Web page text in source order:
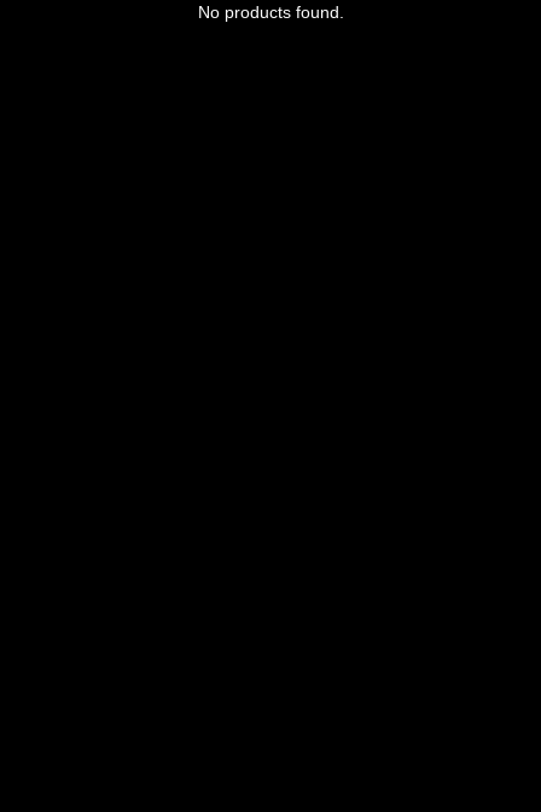
No products found.